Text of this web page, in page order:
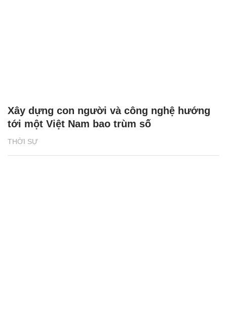
THỜI SỰ
Xây dựng con người và công nghệ hướng
tới một Việt Nam bao trùm số